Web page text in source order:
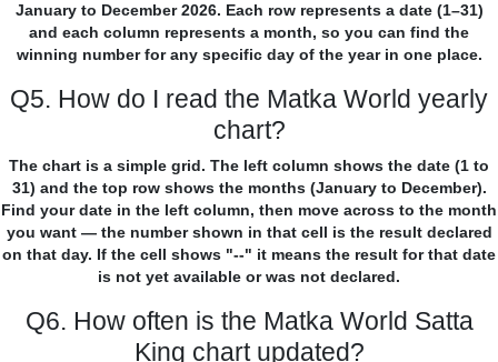
January to December 2026. Each row represents a date (1–31)
and each column represents a month, so you can find the
winning number for any specific day of the year in one place.
Q5. How do I read the Matka World yearly
chart?
The chart is a simple grid. The left column shows the date (1 to
31) and the top row shows the months (January to December).
Find your date in the left column, then move across to the month
you want — the number shown in that cell is the result declared
on that day. If the cell shows "--" it means the result for that date
is not yet available or was not declared.
Q6. How often is the Matka World Satta
King chart updated?